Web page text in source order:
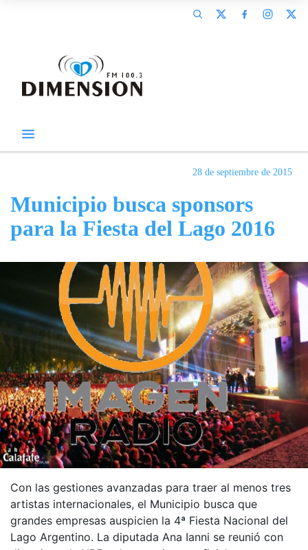
28 de septiembre de 2015
Municipio busca sponsors
para la Fiesta del Lago 2016
Con las gestiones avanzadas para traer al menos tres
artistas internacionales, el Municipio busca que
grandes empresas auspicien la 4ª Fiesta Nacional del
Lago Argentino. La diputada Ana Ianni se reunió con